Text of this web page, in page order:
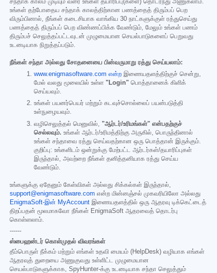
சந்தாக் காலம் முடியும் வரை உங்கள் தயாரிப்பு(களை) தொடர்ந்து அணுகலாம்.
உங்கள் தற்போதைய சந்தாக் காலத்திற்கான பணத்தைத் திரும்பப் பெற
விரும்பினால், நீங்கள் கடைசியாக வாங்கிய 30 நாட்களுக்குள் ரத்துசெய்து
பணத்தைத் திரும்பப் பெற விண்ணப்பிக்க வேண்டும், மேலும் உங்கள் பணம்
திரும்பச் செலுத்தப்பட்டவுடன் முழுமையான செயல்பாடுகளைப் பெறுவது
உடனடியாக நிறுத்தப்படும்.
நீங்கள் சந்தா அல்லது சோதனையை பின்வருமாறு ரத்து செய்யலாம்:
www.enigmasoftware.com என்ற இணையதளத்திற்குச் சென்று,
மேல் வலது மூலையில் உள்ள "Login" பொத்தானைக் கிளிக்
செய்யவும்.
உங்கள் பயனர்பெயர் மற்றும் கடவுச்சொல்லைப் பயன்படுத்தி
உள்நுழையவும்.
வழிசெலுத்தல் மெனுவில், "ஆர்டர்/உரிமங்கள்" என்பதற்குச்
செல்லவும். உங்கள் ஆர்டர்/உரிமத்திற்கு அருகில், பொருந்தினால்
உங்கள் சந்தாவை ரத்து செய்வதற்கான ஒரு பொத்தான் இருக்கும்.
குறிப்பு: உங்களிடம் ஒன்றுக்கு மேற்பட்ட ஆர்டர்கள்/தயாரிப்புகள்
இருந்தால், அவற்றை நீங்கள் தனித்தனியாக ரத்து செய்ய
வேண்டும்.
உங்களுக்கு ஏதேனும் கேள்விகள் அல்லது சிக்கல்கள் இருந்தால்,
support@enigmasoftware.com என்ற மின்னஞ்சல் முகவரியிலோ அல்லது
EnigmaSoft-இன் MyAccount இணையதளத்தில் ஒரு ஆதரவு டிக்கெட்டைத்
திறப்பதன் மூலமாகவோ நீங்கள் EnigmaSoft ஆதரவைத் தொடர்பு
கொள்ளலாம்.
------
ஸ்பைஹன்டர் கொள்முதல் விவரங்கள்
தீம்பொருள் நீக்கம் மற்றும் எங்கள் உதவி மையம் (HelpDesk) வழியாக எங்கள்
ஆதரவுத் துறையை அணுகுவது உள்ளிட்ட முழுமையான
செயல்பாடுகளுக்காக, SpyHunter-க்கு உடனடியாக சந்தா செலுத்தும்